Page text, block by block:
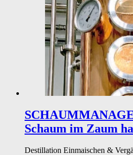
Schaum im Zaum
Destillation Einmaischen &